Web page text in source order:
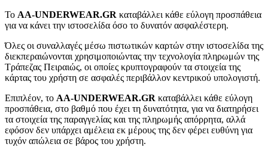
Το AA-UNDERWEAR.GR καταβάλλει κάθε εύλογη προσπάθεια
για να κάνει την ιστοσελίδα όσο το δυνατόν ασφαλέστερη.
Όλες οι συναλλαγές μέσω πιστωτικών καρτών στην ιστοσελίδα της
διεκπεραιώνονται χρησιμοποιώντας την τεχνολογία πληρωμών της
Τράπεζας Πειραιώς, οι οποίες κρυπτογραφούν τα στοιχεία της
κάρτας του χρήστη σε ασφαλές περιβάλλον κεντρικού υπολογιστή.
Επιπλέον, το AA-UNDERWEAR.GR καταβάλλει κάθε εύλογη
προσπάθεια, στο βαθμό που έχει τη δυνατότητα, για να διατηρήσει
τα στοιχεία της παραγγελίας και της πληρωμής απόρρητα, αλλά
εφόσον δεν υπάρχει αμέλεια εκ μέρους της δεν φέρει ευθύνη για
τυχόν απώλεια σε βάρος του χρήστη.